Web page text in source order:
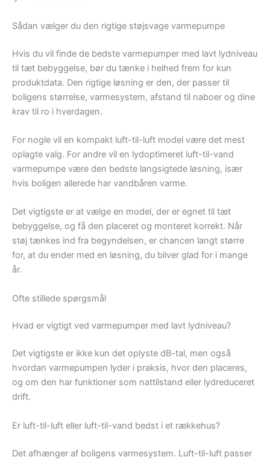
Sådan vælger du den rigtige støjsvage varmepumpe
Hvis du vil finde de bedste varmepumper med lavt lydniveau
til tæt bebyggelse, bør du tænke i helhed frem for kun
produktdata. Den rigtige løsning er den, der passer til
boligens størrelse, varmesystem, afstand til naboer og dine
krav til ro i hverdagen.
For nogle vil en kompakt luft-til-luft model være det mest
oplagte valg. For andre vil en lydoptimeret luft-til-vand
varmepumpe være den bedste langsigtede løsning, især
hvis boligen allerede har vandbåren varme.
Det vigtigste er at vælge en model, der er egnet til tæt
bebyggelse, og få den placeret og monteret korrekt. Når
støj tænkes ind fra begyndelsen, er chancen langt større
for, at du ender med en løsning, du bliver glad for i mange
år.
Ofte stillede spørgsmål
Hvad er vigtigt ved varmepumper med lavt lydniveau?
Det vigtigste er ikke kun det oplyste dB-tal, men også
hvordan varmepumpen lyder i praksis, hvor den placeres,
og om den har funktioner som nattilstand eller lydreduceret
drift.
Er luft-til-luft eller luft-til-vand bedst i et rækkehus?
Det afhænger af boligens varmesystem. Luft-til-luft passer